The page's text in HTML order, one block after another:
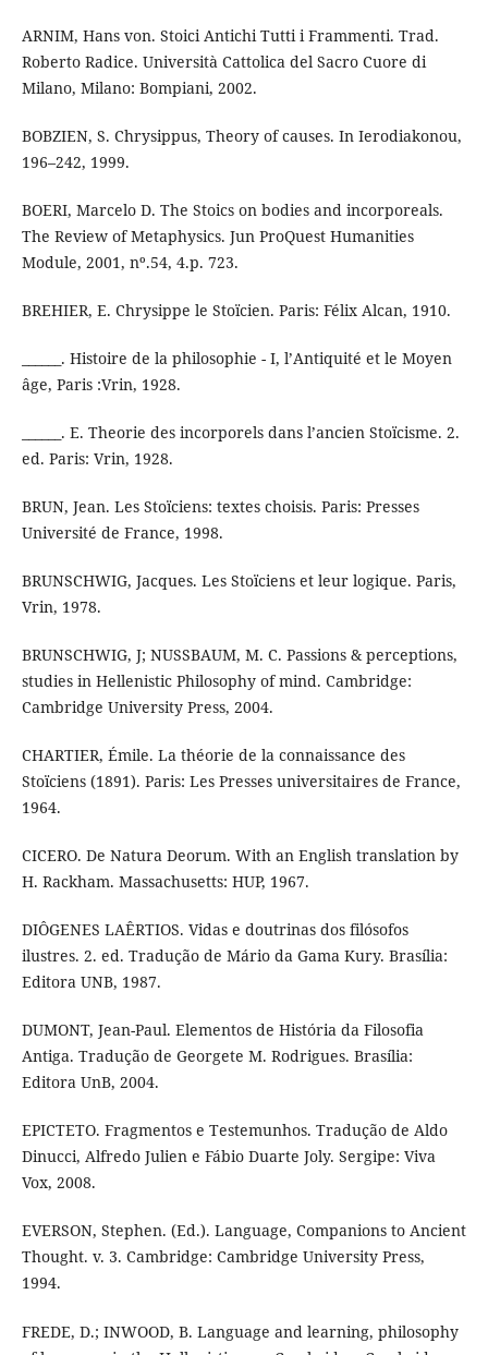
ARNIM, Hans von. Stoici Antichi Tutti i Frammenti. Trad.
Roberto Radice. Università Cattolica del Sacro Cuore di
Milano, Milano: Bompiani, 2002.
BOBZIEN, S. Chrysippus, Theory of causes. In Ierodiakonou,
196–242, 1999.
BOERI, Marcelo D. The Stoics on bodies and incorporeals.
The Review of Metaphysics. Jun ProQuest Humanities
Module, 2001, nº.54, 4.p. 723.
BREHIER, E. Chrysippe le Stoïcien. Paris: Félix Alcan, 1910.
______. Histoire de la philosophie - I, l’Antiquité et le Moyen
âge, Paris :Vrin, 1928.
______. E. Theorie des incorporels dans l’ancien Stoïcisme. 2.
ed. Paris: Vrin, 1928.
BRUN, Jean. Les Stoïciens: textes choisis. Paris: Presses
Université de France, 1998.
BRUNSCHWIG, Jacques. Les Stoïciens et leur logique. Paris,
Vrin, 1978.
BRUNSCHWIG, J; NUSSBAUM, M. C. Passions & perceptions,
studies in Hellenistic Philosophy of mind. Cambridge:
Cambridge University Press, 2004.
CHARTIER, Émile. La théorie de la connaissance des
Stoïciens (1891). Paris: Les Presses universitaires de France,
1964.
CICERO. De Natura Deorum. With an English translation by
H. Rackham. Massachusetts: HUP, 1967.
DIÔGENES LAÊRTIOS. Vidas e doutrinas dos filósofos
ilustres. 2. ed. Tradução de Mário da Gama Kury. Brasília:
Editora UNB, 1987.
DUMONT, Jean-Paul. Elementos de História da Filosofia
Antiga. Tradução de Georgete M. Rodrigues. Brasília:
Editora UnB, 2004.
EPICTETO. Fragmentos e Testemunhos. Tradução de Aldo
Dinucci, Alfredo Julien e Fábio Duarte Joly. Sergipe: Viva
Vox, 2008.
EVERSON, Stephen. (Ed.). Language, Companions to Ancient
Thought. v. 3. Cambridge: Cambridge University Press,
1994.
FREDE, D.; INWOOD, B. Language and learning, philosophy